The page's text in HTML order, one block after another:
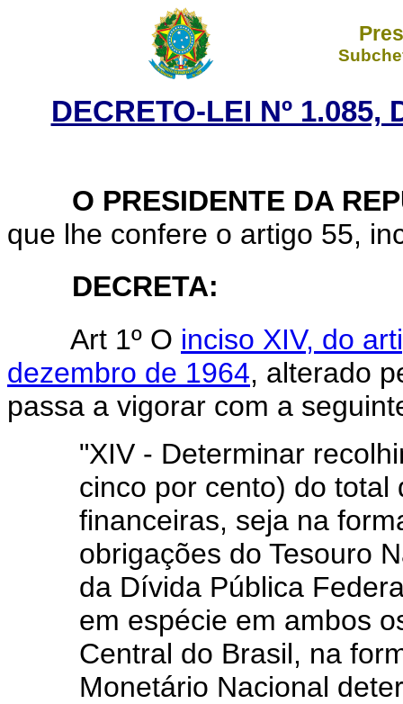
DECRETO-LEI Nº 1.085,
O PRESIDENTE DA
que lhe confere o artigo 55,
DECRETA:
Art 1º O inciso XIV, do
dezembro de 1964, alterado
passa a vigorar com a
"XIV - Determinar
cinco por cento) do total
financeiras, seja na
obrigações do Tesouro
da Dívida Pública
em espécie em ambos
Central do Brasil, na
Monetário Nacional